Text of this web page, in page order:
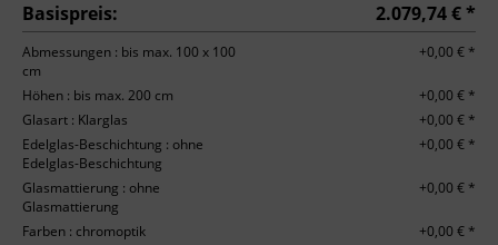
Basispreis: 2.079,74 € *
Abmessungen : bis max. 100 x 100
cm
+0,00 € *
Höhen : bis max. 200 cm
+0,00 € *
Glasart : Klarglas
+0,00 € *
Edelglas-Beschichtung : ohne
Edelglas-Beschichtung
+0,00 € *
Glasmattierung : ohne
Glasmattierung
+0,00 € *
Farben : chromoptik
+0,00 € *